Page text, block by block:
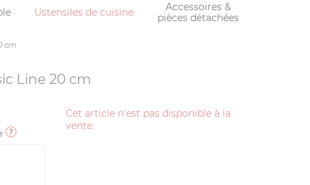
Ustensiles de cuisine
Accessoires &
pièces détachées
cm
Line 20 cm
Cet article n'est pas disponible à la
vente.